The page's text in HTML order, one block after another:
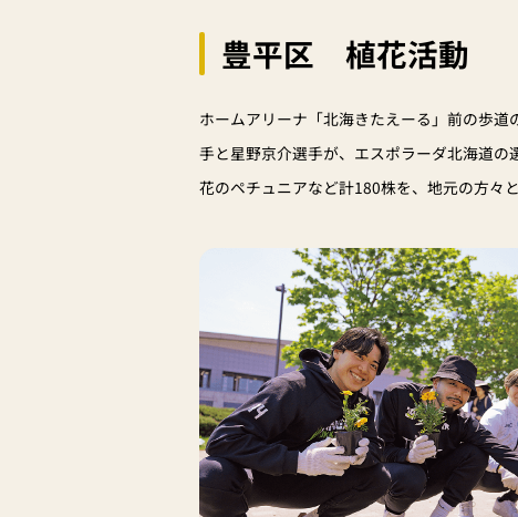
豊平区 植花活動
ホームアリーナ「北海きたえーる」前の歩
手と星野京介選手が、エスポラーダ北海道
花のペチュニアなど計180株を、地元の方々